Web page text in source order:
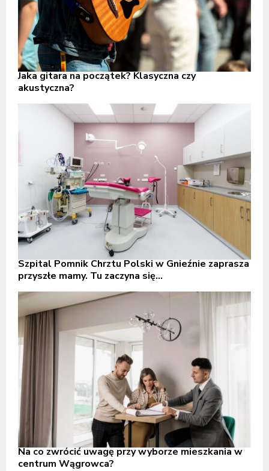
Jaka gitara na początek? Klasyczna czy
akustyczna?
Szpital Pomnik Chrztu Polski w Gnieźnie zaprasza
przyszłe mamy. Tu zaczyna się...
Na co zwrócić uwagę przy wyborze mieszkania w
centrum Wągrowca?